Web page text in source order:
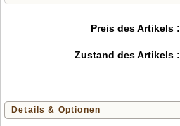
Preis des Artikels :
Zustand des Artikels :
Details & Optionen